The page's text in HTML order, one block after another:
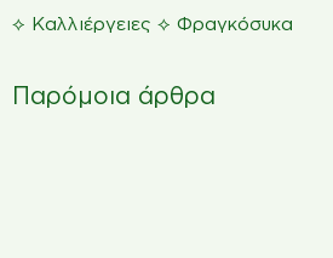
⟡ Καλλιέργειες ⟡ Φραγκόσυκα
Παρόμοια άρθρα